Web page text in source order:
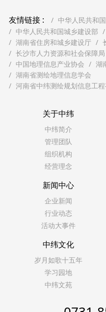
友情链接 :
中华人民共和
中华人民共和国城乡建设部
湖南省住房和城乡建设厅
长沙市人力资源和社会保障局
中国地理信息产业协会
湖
湖南省测绘地理信息学会
河南省中纬测绘规划信息工
关于中纬
中纬简介
管理团队
组织机构
经营理念
新闻中心
企业新闻
行业动态
活动大事件
中纬文化
岁月如歌十五年
学习园地
中纬文苑